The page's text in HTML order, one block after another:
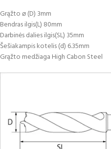
Grąžto ⌀ (D) 3mm
Bendras ilgis(L) 80mm
Darbinės dalies ilgis(SL) 35mm
Šešiakampis kotelis (d) 6.35mm
Grąžto medžiaga High Cabon Steel